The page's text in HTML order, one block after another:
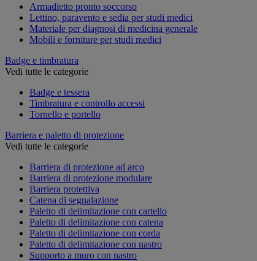
Armadietto pronto soccorso
Lettino, paravento e sedia per studi medici
Materiale per diagnosi di medicina generale
Mobili e forniture per studi medici
Badge e timbratura
Vedi tutte le categorie
Badge e tessera
Timbratura e controllo accessi
Tornello e portello
Barriera e paletto di protezione
Vedi tutte le categorie
Barriera di protezione ad arco
Barriera di protezione modulare
Barriera protettiva
Catena di segnalazione
Paletto di delimitazione con cartello
Paletto di delimitazione con catena
Paletto di delimitazione con corda
Paletto di delimitazione con nastro
Supporto a muro con nastro